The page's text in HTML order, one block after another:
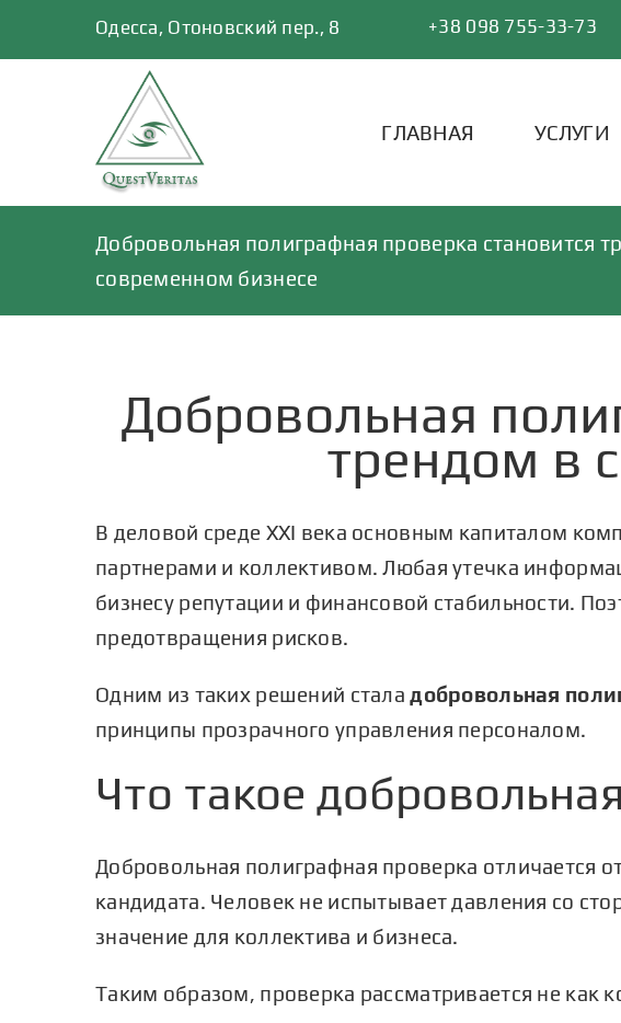
Одесса, Отоновский пер., 8 +38 098 755-33-73
ГЛАВНАЯ УСЛУГИ
Добровольная полиграфная проверка становится
современном бизнесе
Добровольная
трендом в
В деловой среде XXI века основным капиталом
партнерами и коллективом. Любая утечка
бизнесу репутации и финансовой стабильности.
предотвращения рисков.
Одним из таких решений сталадобровольная
принципы прозрачного управления персоналом.
Что такое
Добровольная полиграфная проверка отличается
кандидата. Человек не испытывает давления со
значение для коллектива и бизнеса.
Таким образом, проверка рассматривается не как